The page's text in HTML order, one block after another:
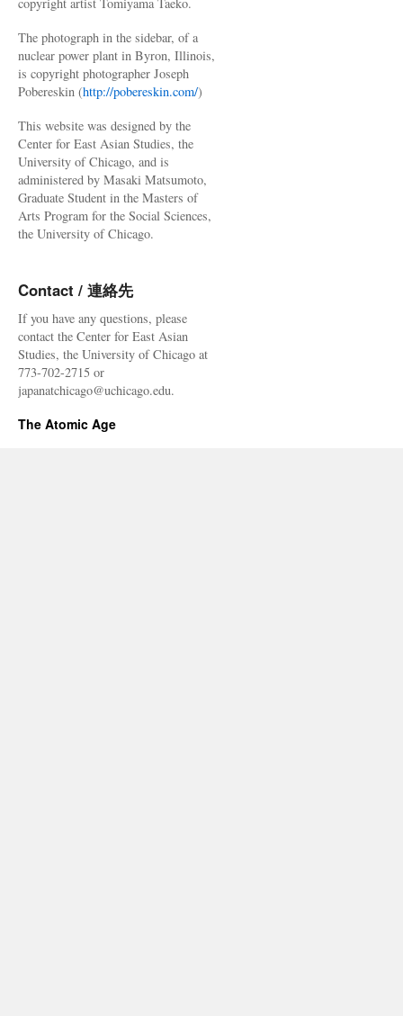
The photograph in the sidebar, of a
nuclear power plant in Byron, Illinois,
is copyright photographer Joseph
Pobereskin (http://pobereskin.com/)
This website was designed by the
Center for East Asian Studies, the
University of Chicago, and is
administered by Masaki Matsumoto,
Graduate Student in the Masters of
Arts Program for the Social Sciences,
the University of Chicago.
Contact / 連絡先
If you have any questions, please
contact the Center for East Asian
Studies, the University of Chicago at
773-702-2715 or
japanatchicago@uchicago.edu.
The Atomic Age